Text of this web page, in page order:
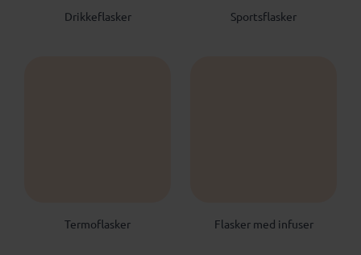
Drikkeflasker Sportsflasker
Termoflasker Flasker med infuser